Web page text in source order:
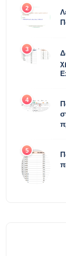
2
3
4
5